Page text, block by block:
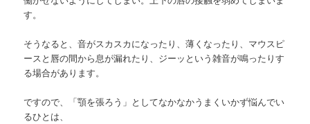
す。
そうなると、音がスカスカになったり、薄くなったり、マウスピ
ースと唇の間から息が漏れたり、ジーッという雑音が鳴ったりす
る場合があります。
ですので、「顎を張ろう」としてなかなかうまくいかず悩んでい
るひとは、